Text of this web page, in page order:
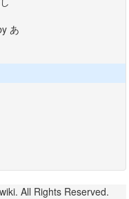
あ
All Rights Reserved.